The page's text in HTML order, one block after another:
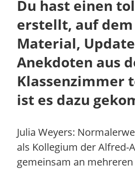
Du hast einen
erstellt, auf
Material,
Anekdoten aus
Klassenzimmer
ist es dazu
Julia Weyers:
als Kollegium der Alfred-
gemeinsam an mehreren